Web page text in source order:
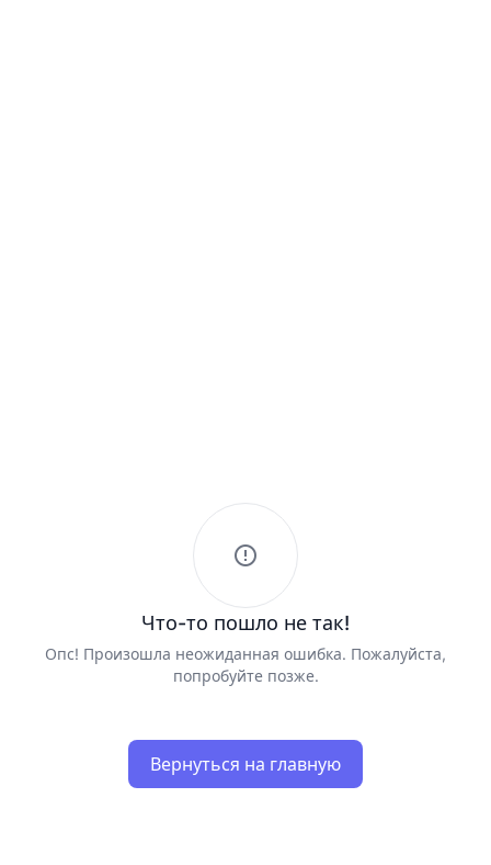
Что-то пошло не так!
Опс! Произошла неожиданная ошибка. Пожалуйста,
попробуйте позже.
Вернуться на главную